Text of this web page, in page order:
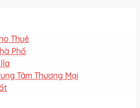
Thuê
Phố
Tâm Thương Mại